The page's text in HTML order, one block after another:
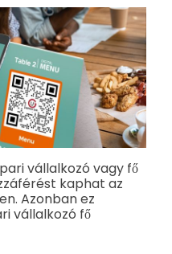
vállalkozó vagy fő
kaphat az
Azonban ez
vállalkozó fő